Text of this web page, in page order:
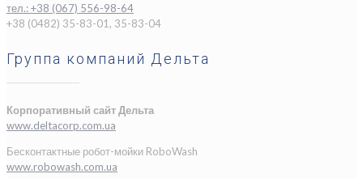
тел.: +38 (067) 556-98-64
+38 (0482) 35-83-01, 35-83-04
Группа компаний Дельта
Корпоративный сайт Дельта
www.deltacorp.com.ua
Бесконтактные робот-мойки RoboWash
www.robowash.com.ua